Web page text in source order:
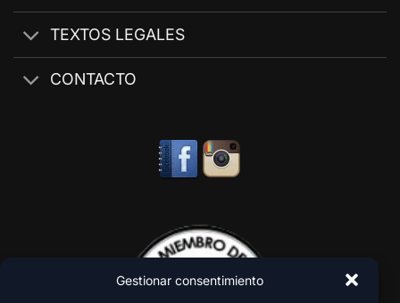
Gestionar consentimiento
TEXTOS LEGALES
CONTACTO